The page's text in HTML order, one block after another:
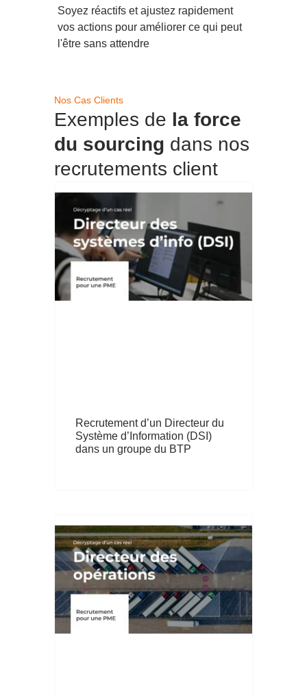
Soyez réactifs et ajustez rapidement
vos actions pour améliorer ce qui peut
l'être sans attendre
Nos Cas Clients
Exemples de la force
du sourcing dans nos
recrutements client
Recrutement d’un Directeur du
Système d’Information (DSI)
dans un groupe du BTP